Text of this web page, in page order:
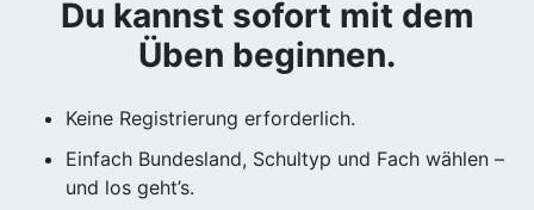
Du kannst sofort mit dem
Üben beginnen.
Keine Registrierung erforderlich.
Einfach Bundesland, Schultyp und Fach wählen –
und los geht’s.